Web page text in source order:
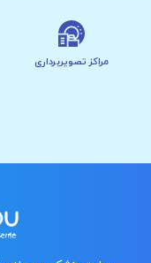
مراکز تصویربرداری